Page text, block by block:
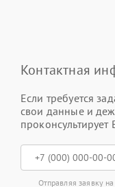
Контактная
Если требуется
свои данные и
проконсультирует
Отправляя заявку